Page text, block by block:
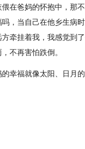
在爸妈的怀抱中，那
，当自己在他乡生病
牵挂着我，我感觉到
不再害怕跌倒。
幸福就像太阳、日月